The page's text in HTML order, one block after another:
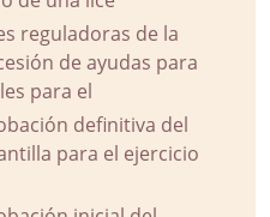
reguladoras de la
de ayudas para
para el
definitiva del
para el ejercicio